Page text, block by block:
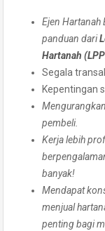
Ejen Hartanah
panduan dari
Hartanah
Segala
Kepentingan
pembeli.
Kerja lebih
banyak!
Mendapat
menjual
penting bagi